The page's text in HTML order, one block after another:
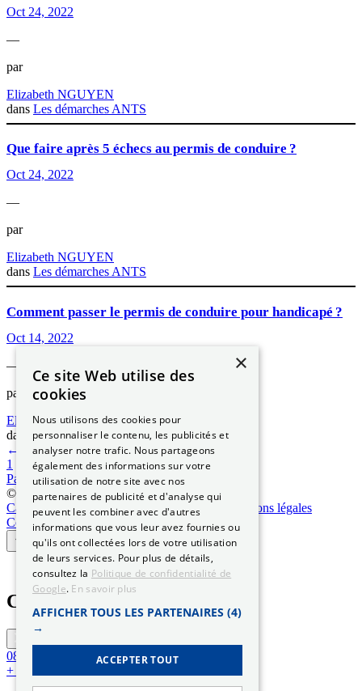
Oct 24, 2022
—
par
Elizabeth NGUYEN
dans Les démarches ANTS
Que faire après 5 échecs au permis de conduire ?
Oct 24, 2022
—
par
Elizabeth NGUYEN
dans Les démarches ANTS
Comment passer le permis de conduire pour handicapé ?
Oct 14, 2022
—
par
Elizabeth NGUYEN
dans Les démarches ANTS
←
Page précédente
1
4 … 10
Page suivante →
© 2026 Permis-Conduire.net – SARL Need Cars
Carte grise Qui sommes-nous Certification
Mentions légales
Confidentialité
Contact Actualités
Contacter mon conseiller
0890.16.60.10
Service 0,80 €/min
+ prix appel *
×
Ce site Web utilise des
cookies
Nous utilisons des cookies pour
personnaliser le contenu, les publicités et
analyser notre trafic. Nous partageons
également des informations sur votre
utilisation de notre site avec nos
partenaires de publicité et d'analyse qui
peuvent les combiner avec d'autres
informations que vous leur avez fournies ou
qu'ils ont collectées lors de votre utilisation
de leurs services. Pour plus de détails,
consultez la Politique de confidentialité de
Google. En savoir plus
AFFICHER TOUS LES PARTENAIRES (4)
→
ACCEPTER TOUT